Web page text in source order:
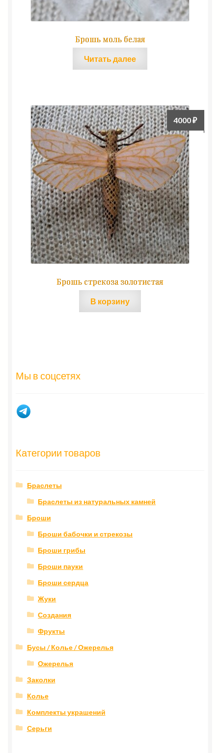
Брошь моль белая
Читать далее
Брошь стрекоза золотистая
4000₽
В корзину
Мы в соцсетях
Категории товаров
Браслеты
Браслеты из натуральных камней
Броши
Броши бабочки и стрекозы
Броши грибы
Броши пауки
Броши сердца
Жуки
Создания
Фрукты
Бусы / Колье / Ожерелья
Ожерелья
Заколки
Колье
Комплекты украшений
Серьги